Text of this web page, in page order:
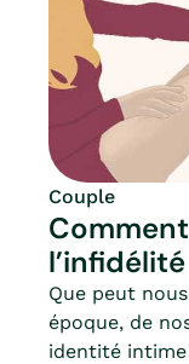
rencontres,
personnelles,
ceux qui
Couple
Que peut
époque, de
identité